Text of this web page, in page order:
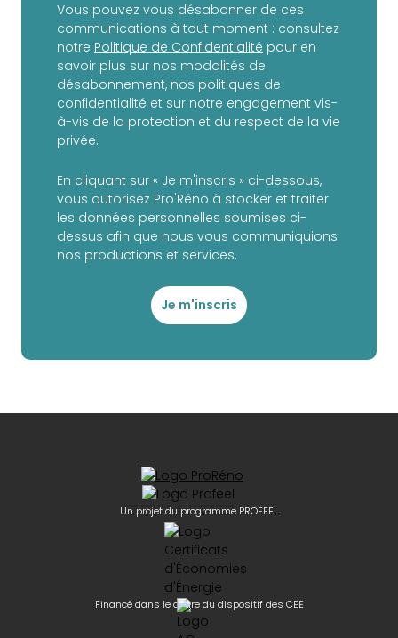
Vous pouvez vous désabonner de ces
communications à tout moment : consultez
notre Politique de Confidentialité pour en
savoir plus sur nos modalités de
désabonnement, nos politiques de
confidentialité et sur notre engagement vis-
à-vis de la protection et du respect de la vie
privée.
En cliquant sur « Je m'inscris » ci-dessous,
vous autorisez Pro'Réno à stocker et traiter
les données personnelles soumises ci-
dessus afin que nous vous communiquions
nos productions et services.
Je m'inscris
Un projet du programme PROFEEL
Financé dans le cadre du dispositif des CEE